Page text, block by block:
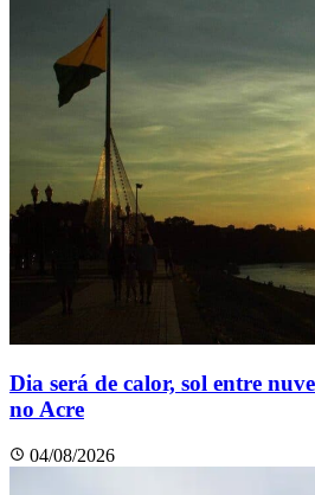
Dia será de calor, sol entre
no Acre
04/08/2026